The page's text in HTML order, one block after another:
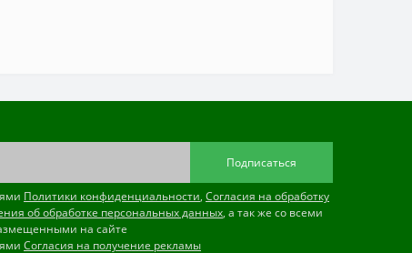
Подписаться
Политики конфиденциальности, Согласия на обработку
об обработке персональных данных, а так же со всеми
на сайте
Согласия на получение рекламы